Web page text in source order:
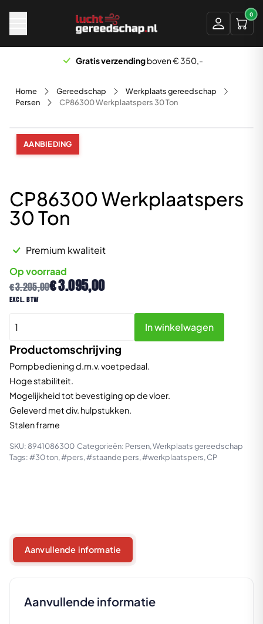
0
Gratis verzendingboven € 350,-
Home Gereedschap
Werkplaats gereedschap
Persen
CP86300 Werkplaatspers 30 Ton
AANBIEDING
CP86300 Werkplaatspers
30 Ton
€3.205,00
Oorspronkelijke
prijs
€3.205,00.
€3.095,00
Huidige
prijs
€3.095,00.
excl. btw
Premium kwaliteit
Op voorraad
Productomschrijving
Pompbediening d.m.v. voetpedaal.
Hoge stabiliteit.
Mogelijkheid tot bevestiging op de vloer.
Geleverd met div. hulpstukken.
Stalen frame
30
Ton
aantal
In winkelwagen
SKU: 8941086300 Categorieën: Persen,Werkplaats gereedschap
Tags:#30 ton,#pers,#staande pers,#werkplaatspers, CP
Aanvullende informatie
Aanvullende informatie